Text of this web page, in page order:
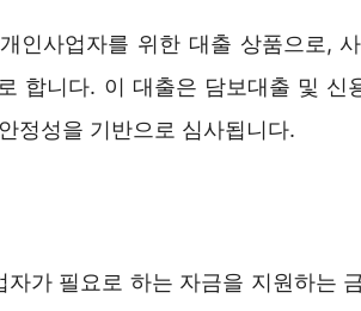
인사업자를 위한 대출 상품으로,
합니다. 이 대출은 담보대출 및 신
정성을 기반으로 심사됩니다.
가 필요로 하는 자금을 지원하는